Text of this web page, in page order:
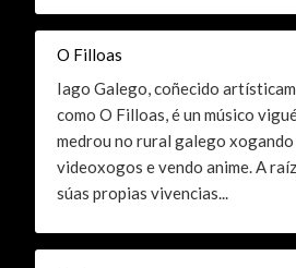
O Filloas
Iago Galego, coñecido
como O Filloas, é un músico
medrou no rural galego xogando
videoxogos e vendo anime. A
súas propias vivencias...